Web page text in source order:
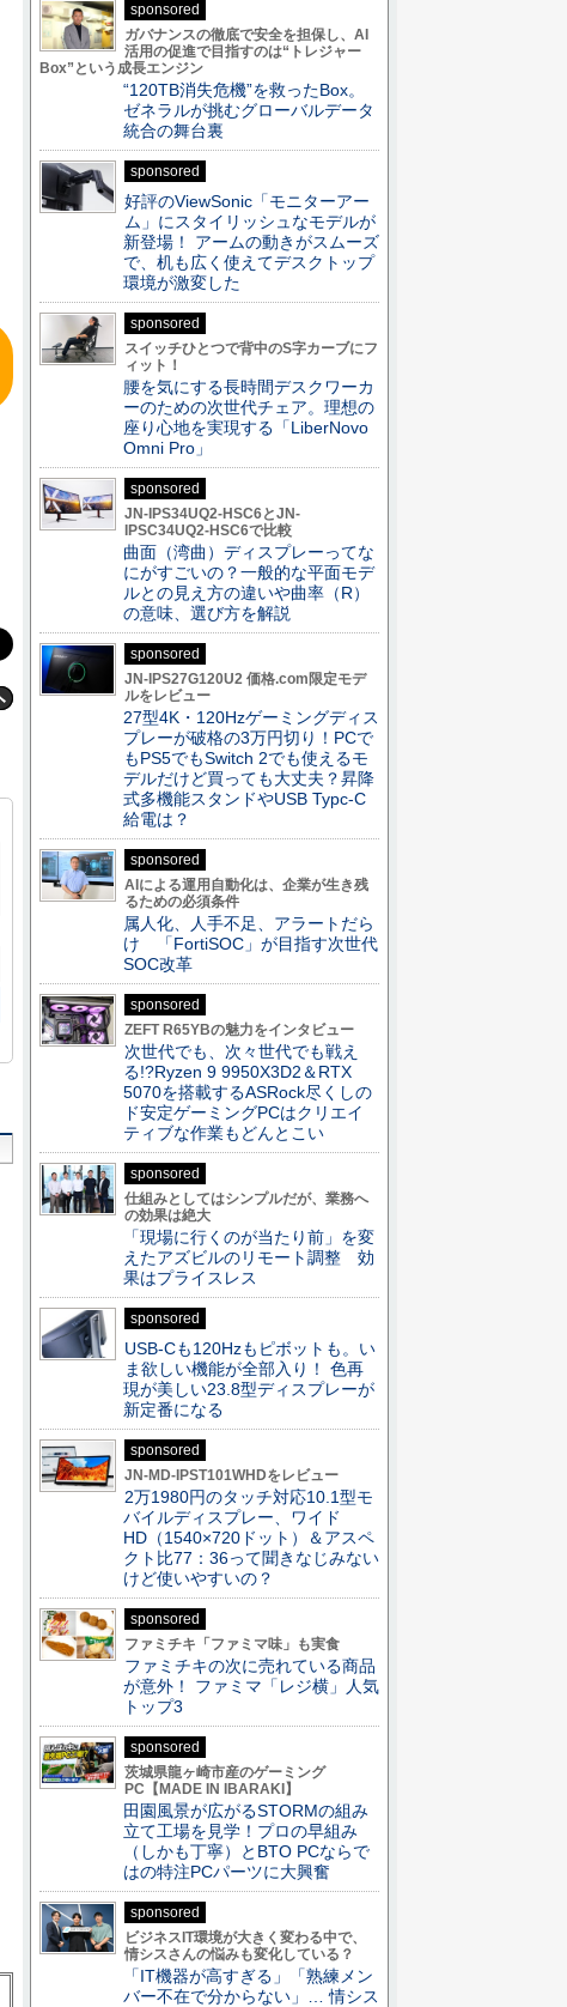
sponsored
ガバナンスの徹底で安全を担保し、AI
活用の促進で目指すのは“トレジャー
Box”という成長エンジン
“120TB消失危機”を救ったBox。
ゼネラルが挑むグローバルデータ
統合の舞台裏
sponsored
好評のViewSonic「モニターアー
ム」にスタイリッシュなモデルが
新登場！ アームの動きがスムーズ
で、机も広く使えてデスクトップ
環境が激変した
sponsored
スイッチひとつで背中のS字カーブにフ
ィット！
腰を気にする長時間デスクワーカ
ーのための次世代チェア。理想の
座り心地を実現する「LiberNovo
Omni Pro」
sponsored
JN-IPS34UQ2-HSC6とJN-
IPSC34UQ2-HSC6で比較
曲面（湾曲）ディスプレーってな
にがすごいの？一般的な平面モデ
ルとの見え方の違いや曲率（R）
の意味、選び方を解説
sponsored
JN-IPS27G120U2 価格.com限定モデ
ルをレビュー
27型4K・120Hzゲーミングディス
プレーが破格の3万円切り！PCで
もPS5でもSwitch 2でも使えるモ
デルだけど買っても大丈夫？昇降
式多機能スタンドやUSB Typc-C
給電は？
sponsored
AIによる運用自動化は、企業が生き残
るための必須条件
属人化、人手不足、アラートだら
け 「FortiSOC」が目指す次世代
SOC改革
sponsored
ZEFT R65YBの魅力をインタビュー
次世代でも、次々世代でも戦え
る!?Ryzen 9 9950X3D2＆RTX
5070を搭載するASRock尽くしの
ド安定ゲーミングPCはクリエイ
ティブな作業もどんとこい
sponsored
仕組みとしてはシンプルだが、業務へ
の効果は絶大
「現場に行くのが当たり前」を変
えたアズビルのリモート調整 効
果はプライスレス
sponsored
USB-Cも120Hzもピボットも。い
ま欲しい機能が全部入り！ 色再
現が美しい23.8型ディスプレーが
新定番になる
sponsored
JN-MD-IPST101WHDをレビュー
2万1980円のタッチ対応10.1型モ
バイルディスプレー、ワイド
HD（1540×720ドット）＆アスペ
クト比77：36って聞きなじみない
けど使いやすいの？
sponsored
ファミチキ「ファミマ味」も実食
ファミチキの次に売れている商品
が意外！ ファミマ「レジ横」人気
トップ3
sponsored
茨城県龍ヶ崎市産のゲーミング
PC【MADE IN IBARAKI】
田園風景が広がるSTORMの組み
立て工場を見学！プロの早組み
（しかも丁寧）とBTO PCならで
はの特注PCパーツに大興奮
sponsored
ビジネスIT環境が大きく変わる中で、
情シスさんの悩みも変化している？
「IT機器が高すぎる」「熟練メン
バー不在で分からない」… 情シス